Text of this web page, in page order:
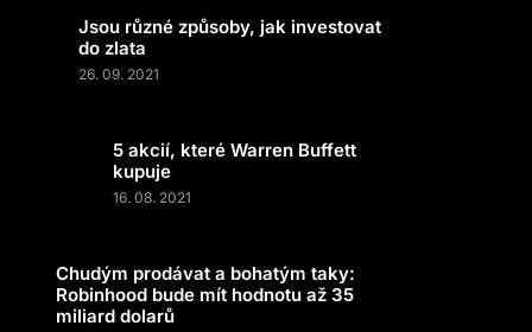
Jsou různé způsoby, jak investovat
do zlata
26. 09. 2021
5 akcií, které Warren Buffett
kupuje
16. 08. 2021
Chudým prodávat a bohatým taky:
Robinhood bude mít hodnotu až 35
miliard dolarů